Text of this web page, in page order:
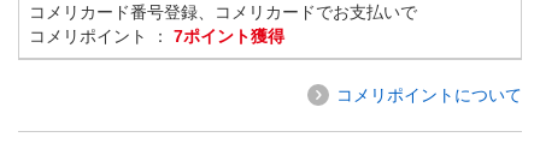
コメリカード番号登録、コメリカードでお支払いで
コメリポイント ： 7ポイント獲得
コメリポイントについて